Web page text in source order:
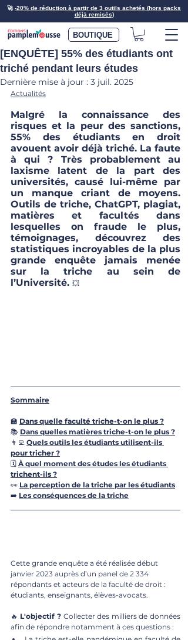
🚀-20% de réduction à partir de 3 outils achetés (hors packs
déjà remisés)
BOUTIQUE
[ENQUÊTE] 55% des étudiants ont
triché pendant leurs études
Dernière mise à jour : 3 juil. 2025
Actualités
Malgré la connaissance des
risques et la peur des sanctions,
55% des étudiants en droit
avouent avoir déjà triché. La faute
à qui ? Très probablement au
laxisme latent de la part des
universités, causé lui-même par
un manque criant de moyens.
Outils de triche, ChatGPT, plagiat,
matières et facultés dans
lesquelles on fraude le plus,
témoignages, découvrez des
statistiques incroyables de la plus
grande enquête jamais menée
sur la triche au sein de
l’Université. 💥
Sommaire
🏫 Dans quelle faculté triche-t-on le plus ?
📚 Dans quelles matières triche-t-on le plus ?
👨‍💻 Quels outils les étudiants utilisent-ils
pour tricher ?
🗓 À quel moment des études les étudiants
trichent-ils ?
👀 La perception de la triche par les étudiants
➡️ Les conséquences de la triche
Cette grande enquête a été réalisée début
janvier 2023 auprès d’un panel de 2 334
répondants et acteurs de la faculté de droit :
étudiants, enseignants, élèves-avocats.
🔥 L'objectif ? Collecter des milliers de données
afin de répondre notamment à ces questions :